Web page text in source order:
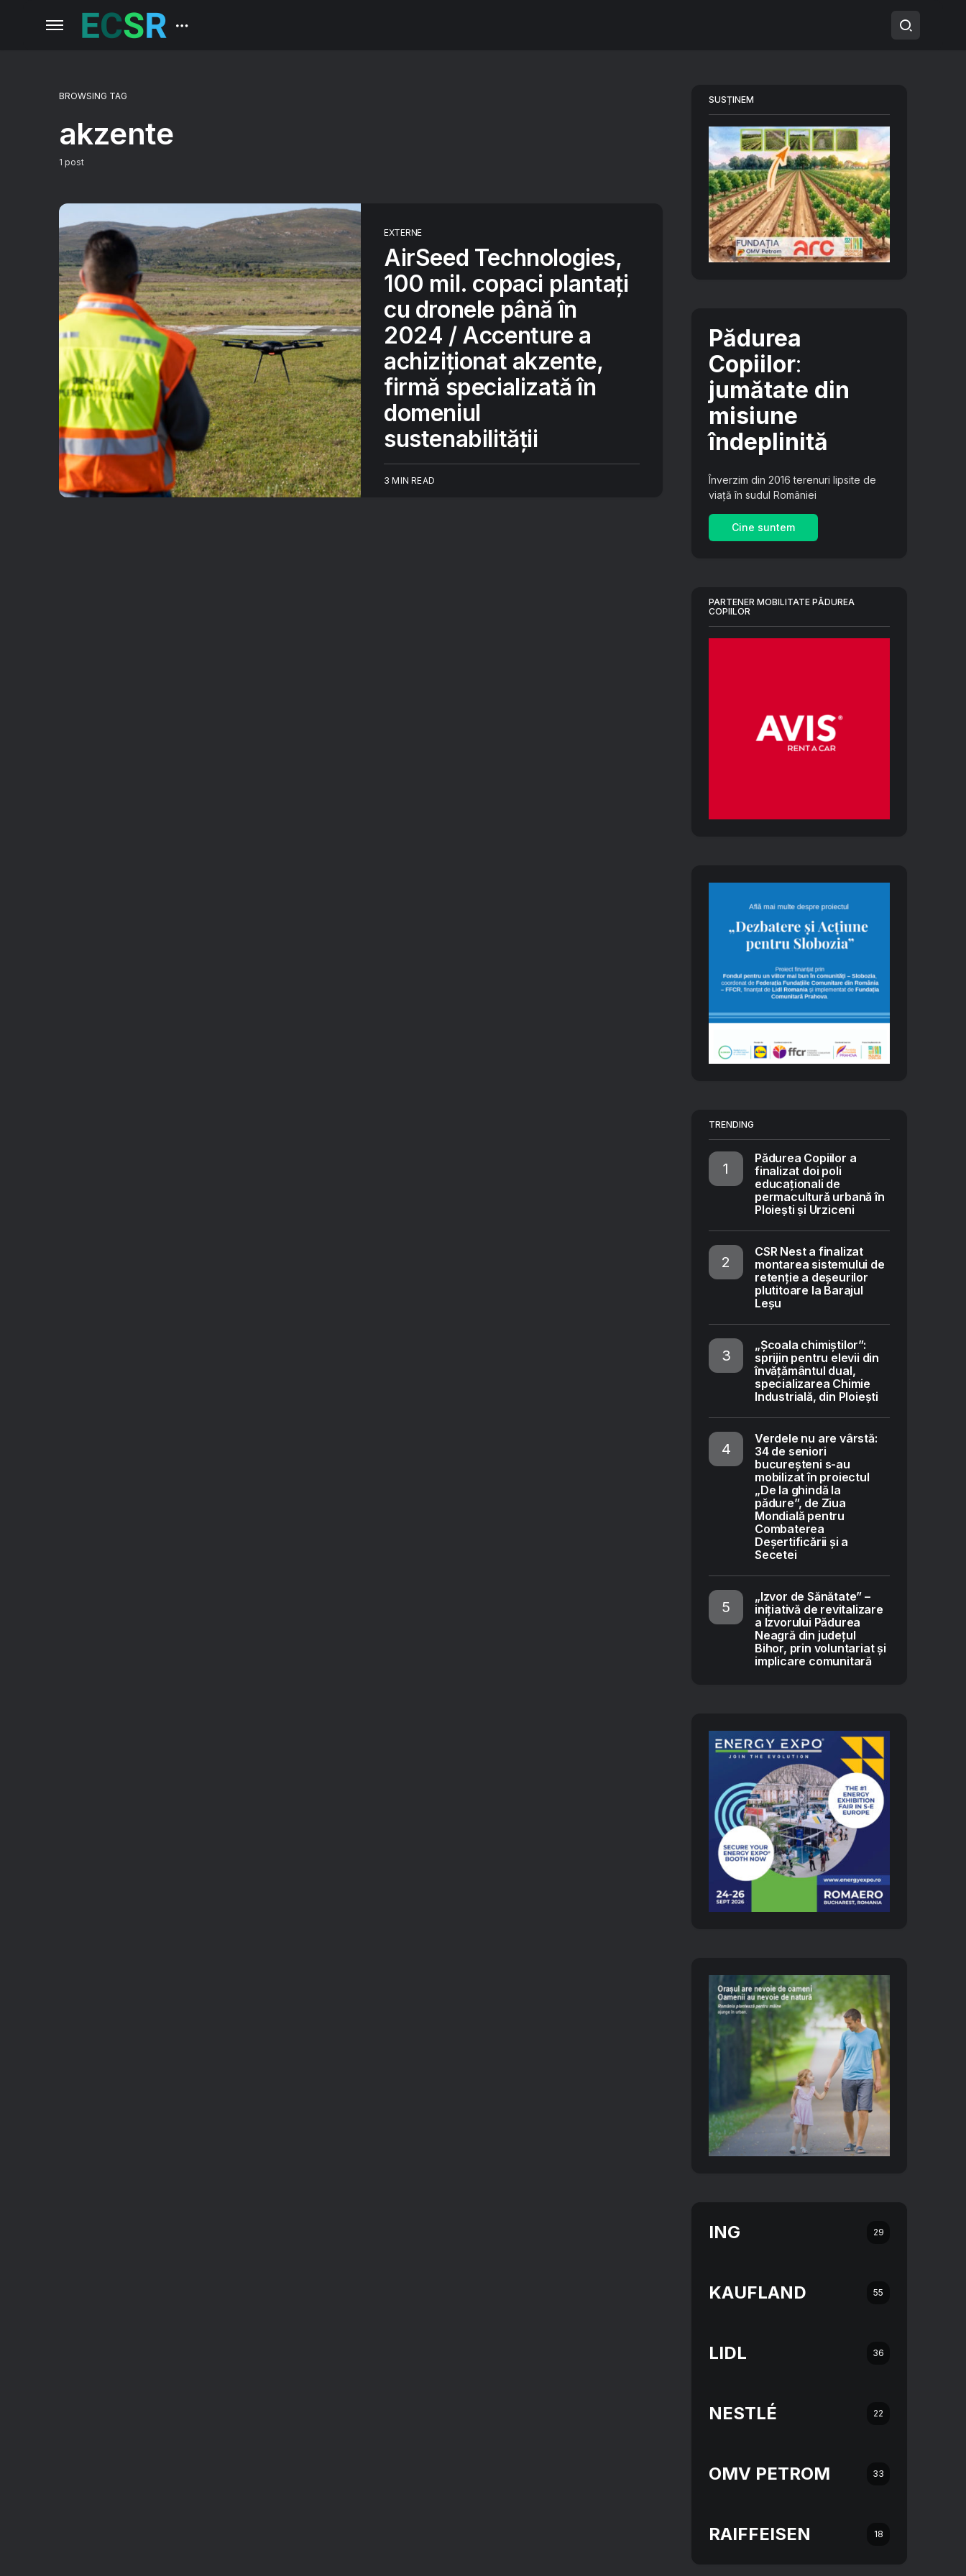
BROWSING TAG
akzente
1 post
EXTERNE
AirSeed Technologies,
100 mil. copaci plantați
cu dronele până în
2024 / Accenture a
achiziționat akzente,
firmă specializată în
domeniul
sustenabilității
3 MIN READ
SUSȚINEM
Pădurea
Copiilor:
jumătate din
misiune
îndeplinită
Înverzim din 2016 terenuri lipsite de
viață în sudul României
Cine suntem
PARTENER MOBILITATE PĂDUREA
COPIILOR
TRENDING
Pădurea Copiilor a
finalizat doi poli
educaționali de
permacultură urbană în
Ploiești și Urziceni
CSR Nest a finalizat
montarea sistemului de
retenție a deșeurilor
plutitoare la Barajul
Leșu
„Școala chimiștilor”:
sprijin pentru elevii din
învățământul dual,
specializarea Chimie
Industrială, din Ploiești
Verdele nu are vârstă:
34 de seniori
bucureșteni s-au
mobilizat în proiectul
„De la ghindă la
pădure”, de Ziua
Mondială pentru
Combaterea
Deșertificării și a
Secetei
„Izvor de Sănătate” –
inițiativă de revitalizare
a Izvorului Pădurea
Neagră din județul
Bihor, prin voluntariat și
implicare comunitară
ING 29
KAUFLAND 55
LIDL 36
NESTLÉ 22
OMV PETROM 33
RAIFFEISEN 18